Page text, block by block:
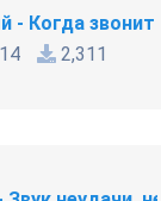
- Когда звонит
2,311